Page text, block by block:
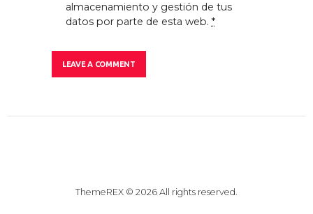
almacenamiento y gestión de tus
datos por parte de esta web. *
ThemeREX © 2026 All rights reserved.